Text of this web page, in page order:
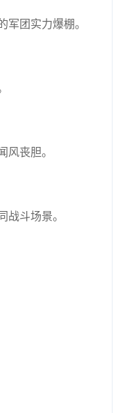
团实力爆棚。
丧胆。
斗场景。